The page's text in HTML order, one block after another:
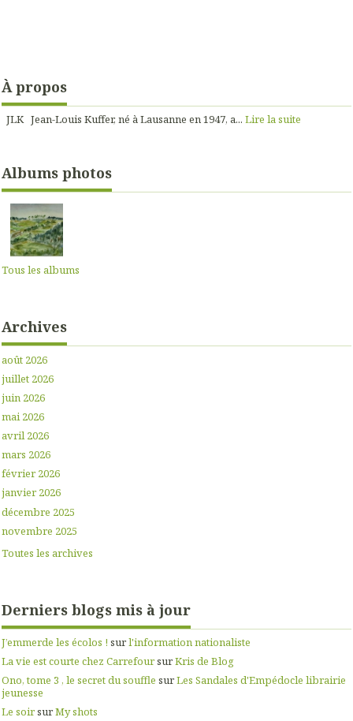
À propos
JLK Jean-Louis Kuffer, né à Lausanne en 1947, a... Lire la suite
Albums photos
Tous les albums
Archives
août 2026
juillet 2026
juin 2026
mai 2026
avril 2026
mars 2026
février 2026
janvier 2026
décembre 2025
novembre 2025
Toutes les archives
Derniers blogs mis à jour
J’emmerde les écolos ! surl'information nationaliste
La vie est courte chez CarrefoursurKris de Blog
Ono, tome 3 , le secret du souffle surLes Sandales d'Empédocle librairie
jeunesse
Le soirsurMy shots